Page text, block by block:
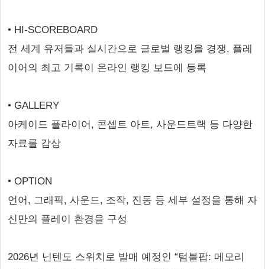
• HI-SCOREBOARD
전 세계 유저들과 실시간으로 글로벌 랭킹을 경쟁, 플레
이어의 최고 기록이 온라인 랭킹 보드에 등록
• GALLERY
아케이드 플라이어, 콘셉트 아트, 사운드트랙 등 다양한
자료를 감상
• OPTION
언어, 그래픽, 사운드, 조작, 진동 등 세부 설정을 통해 자
신만의 플레이 환경을 구성
2026년 닌텐도 스위치로 발매 예정인 “텀블팝: 메모리